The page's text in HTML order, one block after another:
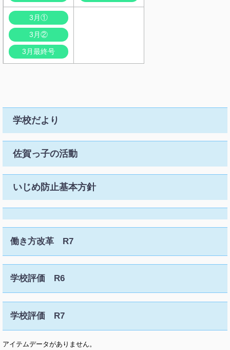
3月①
3月②
3月最終号
学校だより
佐賀っ子の活動
いじめ防止基本方針
働き方改革 R7
学校評価 R6
学校評価 R7
アイテムデータがありません。